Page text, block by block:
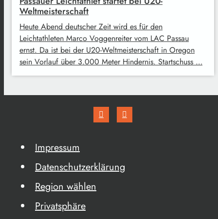
Weltmeisterschaft
Heute Abend deutscher Zeit wird es für den
Leichtathleten Marco Voggenreiter vom LAC Passau
ernst. Da ist bei der U20-Weltmeisterschaft in Oregon
sein Vorlauf über 3.000 Meter Hindernis. Startschuss …
Impressum
Datenschutzerklärung
Region wählen
Privatsphäre